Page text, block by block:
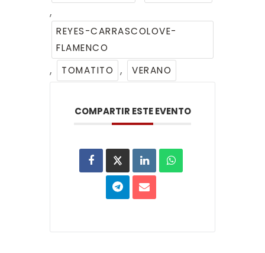
,
REYES-CARRASCOLOVE-
FLAMENCO
, TOMATITO , VERANO
COMPARTIR ESTE EVENTO